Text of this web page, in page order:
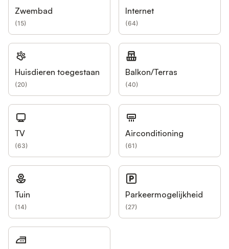
Zwembad
(15)
Internet
(64)
Huisdieren toegestaan
(20)
Balkon/Terras
(40)
TV
(63)
Airconditioning
(61)
Tuin
(14)
Parkeermogelijkheid
(27)